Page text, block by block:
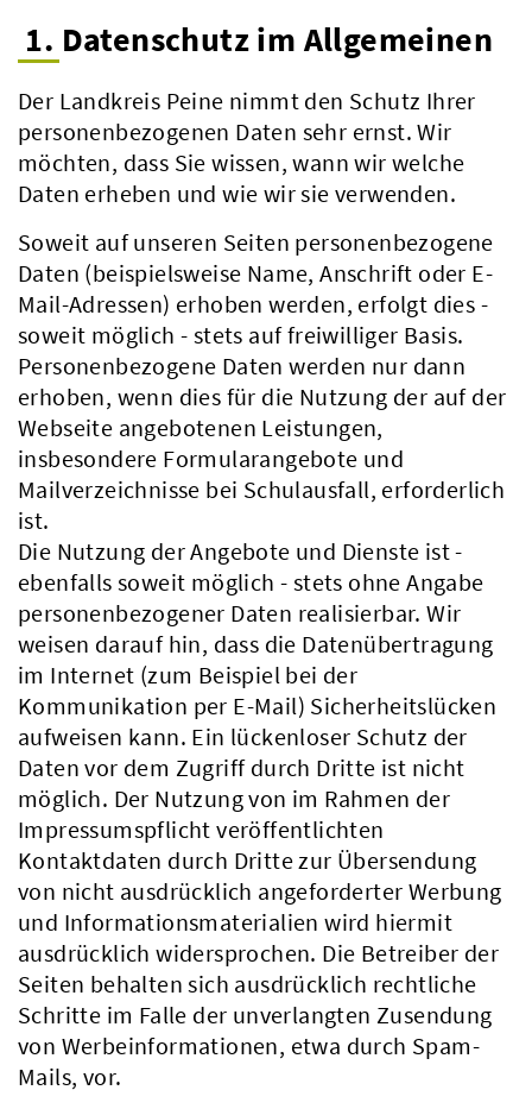
1. Datenschutz im Allgemeinen
Der Landkreis Peine nimmt den Schutz Ihrer
personenbezogenen Daten sehr ernst. Wir
möchten, dass Sie wissen, wann wir welche
Daten erheben und wie wir sie verwenden.
Soweit auf unseren Seiten personenbezogene
Daten (beispielsweise Name, Anschrift oder E-
Mail-Adressen) erhoben werden, erfolgt dies -
soweit möglich - stets auf freiwilliger Basis.
Personenbezogene Daten werden nur dann
erhoben, wenn dies für die Nutzung der auf der
Webseite angebotenen Leistungen,
insbesondere Formularangebote und
Mailverzeichnisse bei Schulausfall, erforderlich
ist.
Die Nutzung der Angebote und Dienste ist -
ebenfalls soweit möglich - stets ohne Angabe
personenbezogener Daten realisierbar. Wir
weisen darauf hin, dass die Datenübertragung
im Internet (zum Beispiel bei der
Kommunikation per E-Mail) Sicherheitslücken
aufweisen kann. Ein lückenloser Schutz der
Daten vor dem Zugriff durch Dritte ist nicht
möglich. Der Nutzung von im Rahmen der
Impressumspflicht veröffentlichten
Kontaktdaten durch Dritte zur Übersendung
von nicht ausdrücklich angeforderter Werbung
und Informationsmaterialien wird hiermit
ausdrücklich widersprochen. Die Betreiber der
Seiten behalten sich ausdrücklich rechtliche
Schritte im Falle der unverlangten Zusendung
von Werbeinformationen, etwa durch Spam-
Mails, vor.